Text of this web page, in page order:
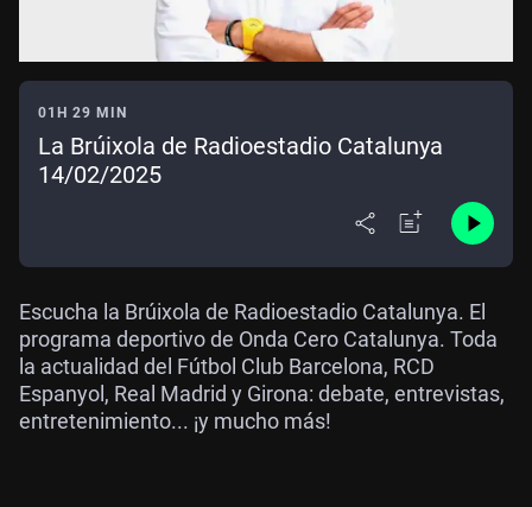
01H 29 MIN
La Brúixola de Radioestadio Catalunya
14/02/2025
Escucha la Brúixola de Radioestadio Catalunya. El
programa deportivo de Onda Cero Catalunya. Toda
la actualidad del Fútbol Club Barcelona, RCD
Espanyol, Real Madrid y Girona: debate, entrevistas,
entretenimiento... ¡y mucho más!